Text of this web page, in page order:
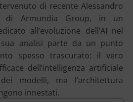
di recente Alessandro
di Armundia Group, in un
all’evoluzione dell’AI nel
sua analisi parte da un punto
spesso trascurato: il vero
dell’intelligenza artificiale
modelli, ma l’architettura
innestati.